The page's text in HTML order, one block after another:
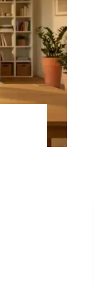
08 Mag, 2026
guasti e
La manutenzione
piano di controlli e